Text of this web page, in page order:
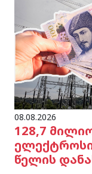
08.08.2026
128,7
წელის